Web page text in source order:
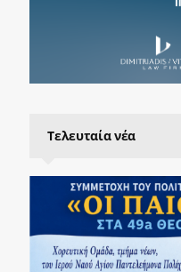
Τελευταία νέα